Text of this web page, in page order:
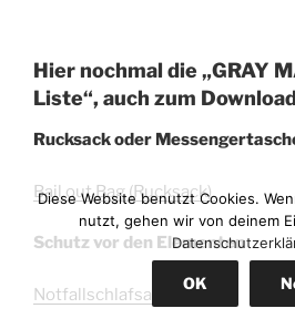
Hier nochmal die „GRAY
Liste“, auch zum
Rucksack oder
Bail out Bag (Rucksack)
Schutz vor den Elementen
Notfallschlafsack
Diese Website benutzt Cookies.
nutzt, gehen wir von deinem
OK